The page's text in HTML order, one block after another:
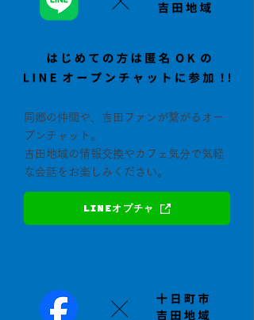
同郷の仲間や、吉田ファンが繋がるオー
プンチャット。
吉田地域の情報交換やカフェ気分で気軽
な会話をお楽しみください。
LINEオプチャ